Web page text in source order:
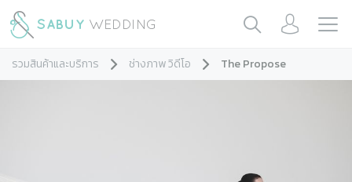
รวมสินค้าและบริการ ช่างภาพ วิดีโอ The Propose